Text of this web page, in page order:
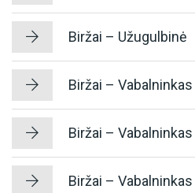
Biržai – Užugulbinė
Biržai – Vabalninkas
Biržai – Vabalninkas
Biržai – Vabalninkas